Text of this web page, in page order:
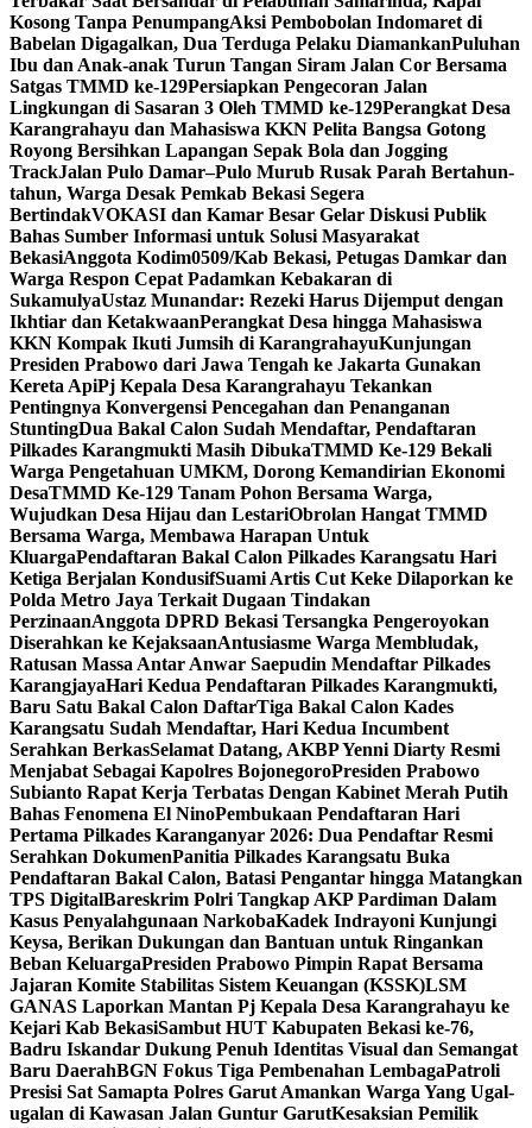
Kosong Tanpa PenumpangAksi Pembobolan Indomaret di
Babelan Digagalkan, Dua Terduga Pelaku DiamankanPuluhan
Ibu dan Anak-anak Turun Tangan Siram Jalan Cor Bersama
Satgas TMMD ke-129Persiapkan Pengecoran Jalan
Lingkungan di Sasaran 3 Oleh TMMD ke-129Perangkat Desa
Karangrahayu dan Mahasiswa KKN Pelita Bangsa Gotong
Royong Bersihkan Lapangan Sepak Bola dan Jogging
TrackJalan Pulo Damar–Pulo Murub Rusak Parah Bertahun-
tahun, Warga Desak Pemkab Bekasi Segera
BertindakVOKASI dan Kamar Besar Gelar Diskusi Publik
Bahas Sumber Informasi untuk Solusi Masyarakat
BekasiAnggota Kodim0509/Kab Bekasi, Petugas Damkar dan
Warga Respon Cepat Padamkan Kebakaran di
SukamulyaUstaz Munandar: Rezeki Harus Dijemput dengan
Ikhtiar dan KetakwaanPerangkat Desa hingga Mahasiswa
KKN Kompak Ikuti Jumsih di KarangrahayuKunjungan
Presiden Prabowo dari Jawa Tengah ke Jakarta Gunakan
Kereta ApiPj Kepala Desa Karangrahayu Tekankan
Pentingnya Konvergensi Pencegahan dan Penanganan
StuntingDua Bakal Calon Sudah Mendaftar, Pendaftaran
Pilkades Karangmukti Masih DibukaTMMD Ke-129 Bekali
Warga Pengetahuan UMKM, Dorong Kemandirian Ekonomi
DesaTMMD Ke-129 Tanam Pohon Bersama Warga,
Wujudkan Desa Hijau dan LestariObrolan Hangat TMMD
Bersama Warga, Membawa Harapan Untuk
KluargaPendaftaran Bakal Calon Pilkades Karangsatu Hari
Ketiga Berjalan KondusifSuami Artis Cut Keke Dilaporkan ke
Polda Metro Jaya Terkait Dugaan Tindakan
PerzinaanAnggota DPRD Bekasi Tersangka Pengeroyokan
Diserahkan ke KejaksaanAntusiasme Warga Membludak,
Ratusan Massa Antar Anwar Saepudin Mendaftar Pilkades
KarangjayaHari Kedua Pendaftaran Pilkades Karangmukti,
Baru Satu Bakal Calon DaftarTiga Bakal Calon Kades
Karangsatu Sudah Mendaftar, Hari Kedua Incumbent
Serahkan BerkasSelamat Datang, AKBP Yenni Diarty Resmi
Menjabat Sebagai Kapolres BojonegoroPresiden Prabowo
Subianto Rapat Kerja Terbatas Dengan Kabinet Merah Putih
Bahas Fenomena El NinoPembukaan Pendaftaran Hari
Pertama Pilkades Karanganyar 2026: Dua Pendaftar Resmi
Serahkan DokumenPanitia Pilkades Karangsatu Buka
Pendaftaran Bakal Calon, Batasi Pengantar hingga Matangkan
TPS DigitalBareskrim Polri Tangkap AKP Pardiman Dalam
Kasus Penyalahgunaan NarkobaKadek Indrayoni Kunjungi
Keysa, Berikan Dukungan dan Bantuan untuk Ringankan
Beban KeluargaPresiden Prabowo Pimpin Rapat Bersama
Jajaran Komite Stabilitas Sistem Keuangan (KSSK)LSM
GANAS Laporkan Mantan Pj Kepala Desa Karangrahayu ke
Kejari Kab BekasiSambut HUT Kabupaten Bekasi ke-76,
Badru Iskandar Dukung Penuh Identitas Visual dan Semangat
Baru DaerahBGN Fokus Tiga Pembenahan LembagaPatroli
Presisi Sat Samapta Polres Garut Amankan Warga Yang Ugal-
ugalan di Kawasan Jalan Guntur GarutKesaksian Pemilik